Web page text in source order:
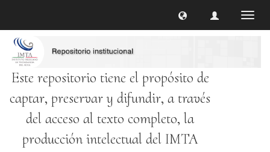
Este repositorio tiene el propósito de
captar, preservar y difundir, a través
del acceso al texto completo, la
producción intelectual del IMTA